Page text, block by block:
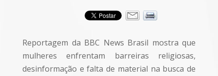
Reportagem da BBC News Brasil mostra que
mulheres enfrentam barreiras religiosas,
desinformação e falta de material na busca de